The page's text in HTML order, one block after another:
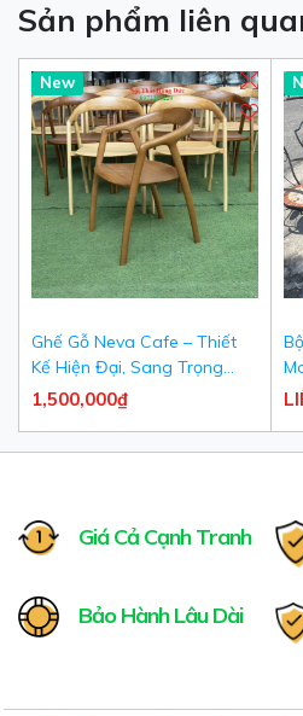
Sản phẩm liên
New
Ghế Gỗ Neva Cafe – Thiết
Kế Hiện Đại, Sang Trọng
Cho Quán Cafe & Nhà Hàng
1,500,000₫
Giá Cả Cạnh Tranh
Bảo Hành Lâu Dài